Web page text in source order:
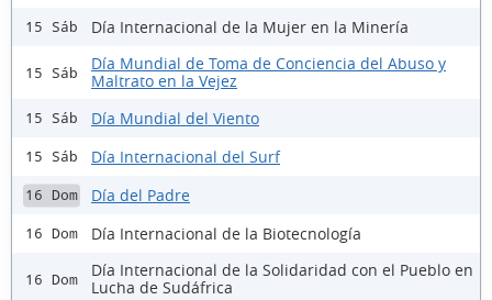
15 Sáb Día Internacional de la Mujer en la Minería
15 Sáb
Día Mundial de Toma de Conciencia del Abuso y
Maltrato en la Vejez
15 Sáb Día Mundial del Viento
15 Sáb Día Internacional del Surf
16 Dom Día del Padre
16 Dom Día Internacional de la Biotecnología
16 Dom
Día Internacional de la Solidaridad con el Pueblo en
Lucha de Sudáfrica